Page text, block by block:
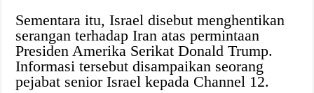
Sementara itu, Israel disebut menghentikan
serangan terhadap Iran atas permintaan
Presiden Amerika Serikat Donald Trump.
Informasi tersebut disampaikan seorang
pejabat senior Israel kepada Channel 12.